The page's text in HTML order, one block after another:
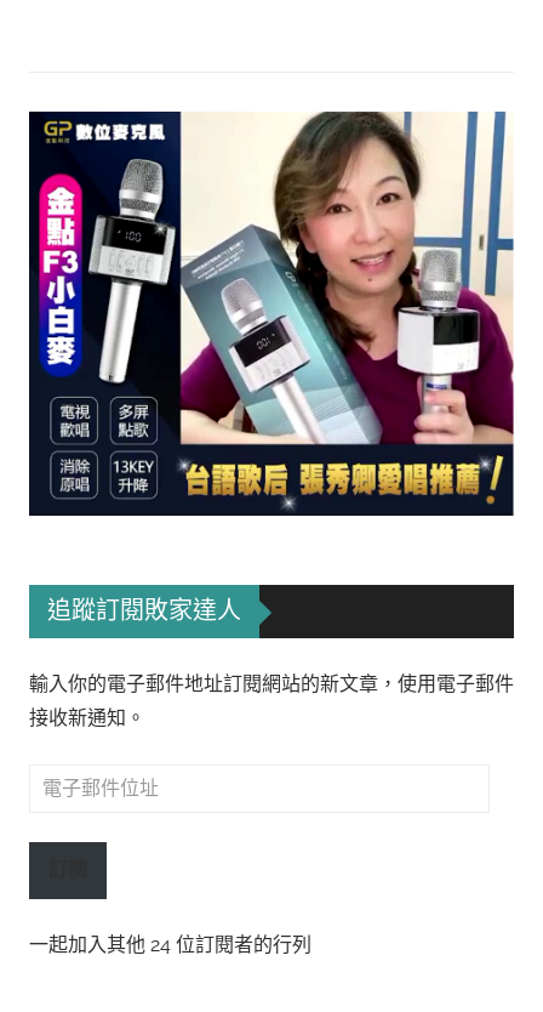
追蹤訂閱敗家達人
輸入你的電子郵件地址訂閱網站的新文章，使用電子郵件
接收新通知。
電
郵
址
一起加入其他 24 位訂閱者的行列